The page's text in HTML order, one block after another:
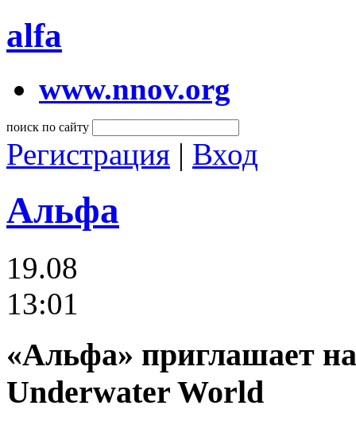
alfa
www.nnov.org
поиск по сайту
Регистрация | Вход
Альфа
19.08
13:01
«Альфа» приглашает
Underwater World